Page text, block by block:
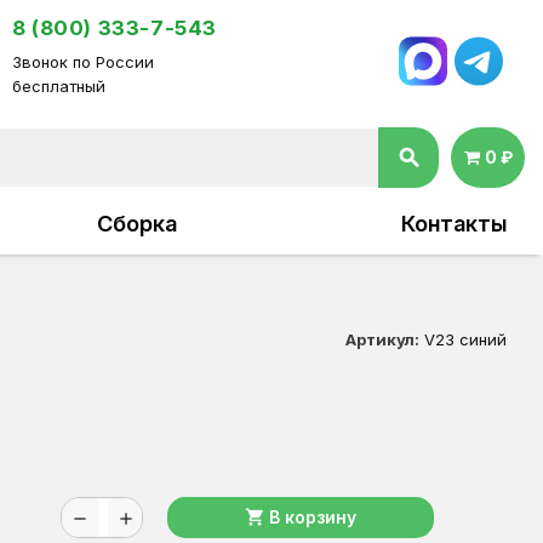
8 (800) 333-7-543
Звонок по России
бесплатный
search 0 ₽
Сборка Контакты
Артикул: V23 синий
remove add shopping_cart В корзину